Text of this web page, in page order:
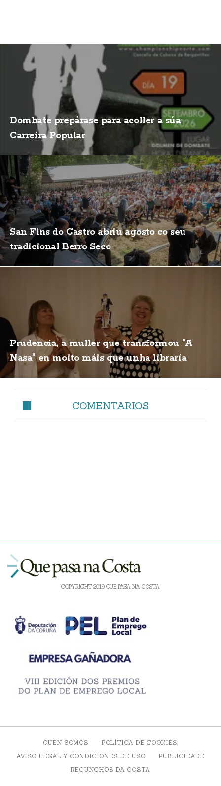
Dombate prepárase para acoller a súa
Carreira Popular
San Fins do Castro abriu agosto co seu
tradicional Berro Seco
Prudencia, a muller que transformou "A
Nasa" en moito máis que unha libraría
COMENTARIOS
COPYRIGHT 2019 QUE PASA NA COSTA
QUEN SOMOS
POLÍTICA DE COOKIES
AVISO LEGAL Y CONDICIONES DE USO
PUBLICIDADE
RECUNCHOS DA COSTA